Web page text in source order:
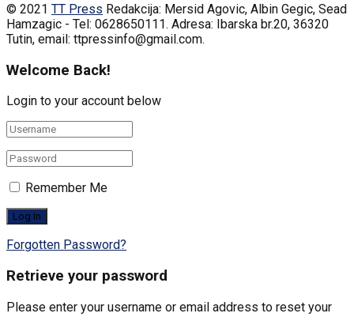
© 2021 TT Press Redakcija: Mersid Agovic, Albin Gegic, Sead
Hamzagic - Tel: 0628650111. Adresa: Ibarska br.20, 36320
Tutin, email: ttpressinfo@gmail.com.
Welcome Back!
Login to your account below
Remember Me
Forgotten Password?
Retrieve your password
Please enter your username or email address to reset your